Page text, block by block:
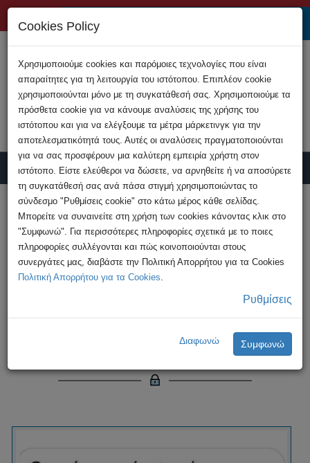
Υποβολή Καταγγελίας
HOME
Ανακοινώσεις
Απάτη για την υποκλοπή λογαριασμών
Instagram
Απάτη για την υποκλοπή
λογαριασμών Instagram
Cookies Policy
Χρησιμοποιούμε cookies και παρόμοιες τεχνολογίες που είναι
απαραίτητες για τη λειτουργία του ιστότοπου. Επιπλέον cookie
χρησιμοποιούνται μόνο με τη συγκατάθεσή σας. Χρησιμοποιούμε τα
πρόσθετα cookie για να κάνουμε αναλύσεις της χρήσης του
ιστότοπου και για να ελέγξουμε τα μέτρα μάρκετινγκ για την
αποτελεσματικότητά τους. Αυτές οι αναλύσεις πραγματοποιούνται
για να σας προσφέρουν μια καλύτερη εμπειρία χρήστη στον
ιστότοπο. Είστε ελεύθεροι να δώσετε, να αρνηθείτε ή να αποσύρετε
τη συγκατάθεσή σας ανά πάσα στιγμή χρησιμοποιώντας το
σύνδεσμο "Ρυθμίσεις cookie" στο κάτω μέρος κάθε σελίδας.
Μπορείτε να συναινείτε στη χρήση των cookies κάνοντας κλικ στο
"Συμφωνώ". Για περισσότερες πληροφορίες σχετικά με το ποιες
πληροφορίες συλλέγονται και πώς κοινοποιούνται στους
συνεργάτες μας, διαβάστε την Πολιτική Απορρήτου για τα Cookies
Πολιτική Απορρήτου για τα Cookies.
Ρυθμίσεις
Διαφωνώ Συμφωνώ